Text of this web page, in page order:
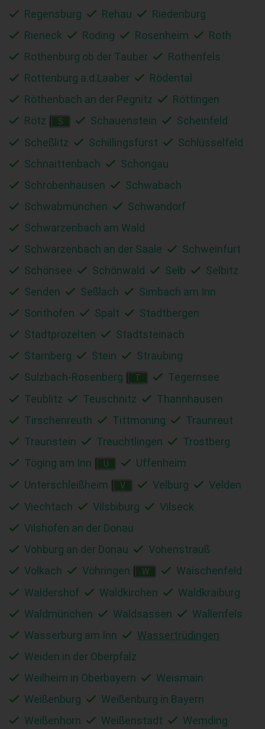
Regensburg
Rehau
Riedenburg
Rieneck
Roding Rosenheim
Roth
Rothenburg ob der Tauber
Rothenfels
Rottenburg a.d.Laaber
Rödental
Röthenbach an der Pegnitz
Röttingen
Rötz
S Schauenstein
Scheinfeld
Scheßlitz
Schillingsfürst
Schlüsselfeld
Schnaittenbach
Schongau
Schrobenhausen
Schwabach
Schwabmünchen
Schwandorf
Schwarzenbach am Wald
Schwarzenbach an der Saale
Schweinfurt
Schönsee
Schönwald Selb
Selbitz
Senden
Seßlach
Simbach am Inn
Sonthofen
Spalt
Stadtbergen
Stadtprozelten
Stadtsteinach
Starnberg
Stein
Straubing
Sulzbach-Rosenberg
T
Tegernsee
Teublitz
Teuschnitz
Thannhausen
Tirschenreuth
Tittmoning
Traunreut
Traunstein
Treuchtlingen
Trostberg
Töging am Inn
U
Uffenheim
Unterschleißheim
V Velburg
Velden
Viechtach
Vilsbiburg
Vilseck
Vilshofen an der Donau
Vohburg an der Donau
Vohenstrauß
Volkach
Vöhringen W
Waischenfeld
Waldershof
Waldkirchen
Waldkraiburg
Waldmünchen
Waldsassen
Wallenfels
Wasserburg am Inn
Wassertrüdingen
Weiden in der Oberpfalz
Weilheim in Oberbayern
Weismain
Weißenburg
Weißenburg in Bayern
Weißenhorn
Weißenstadt Wemding